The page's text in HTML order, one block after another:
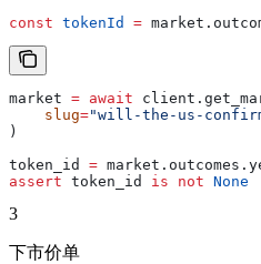
const tokenId = market .
market = await
    slug
="will-the-us-
)
token_id =
assert token_id is not None
3
下市价单